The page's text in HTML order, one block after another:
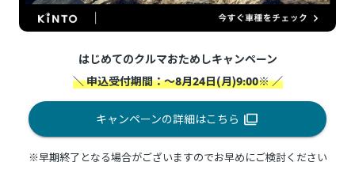
はじめてのクルマおためしキャンペーン
＼ 申込受付期間：～8月24日(月)9:00※ ／
キャンペーンの詳細はこちら
※早期終了となる場合がございますのでお早めにご検討ください